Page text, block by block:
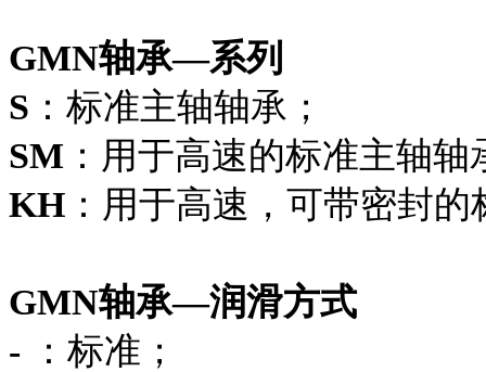
GMN轴承—系列
S ：标准主轴轴承；
SM ：用于高速的标准主轴轴
KH ：用于高速，可带密封的
GMN轴承—润滑方式
-
：标准；